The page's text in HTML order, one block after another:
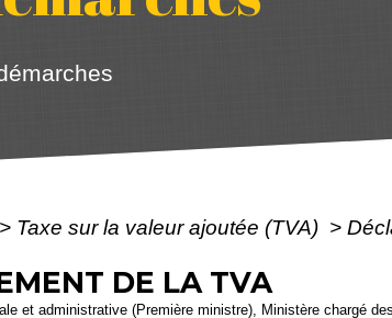
> Taxe sur la valeur ajoutée (TVA) >
DE LA TVA
et administrative (Première ministre), Ministère chargé